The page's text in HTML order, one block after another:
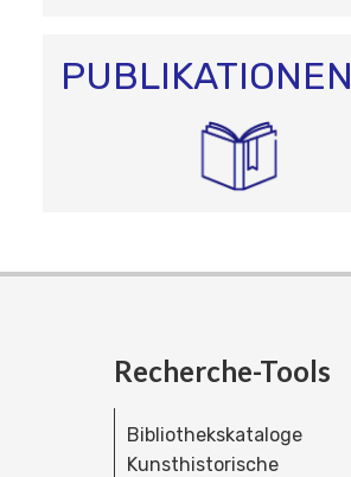
PUBLIKATIONEN
Recherche-Tools
Bibliothekskataloge
Kunsthistorische